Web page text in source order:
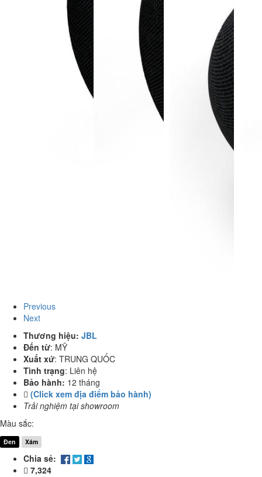
Previous
Next
Thương hiệu: JBL
Đến từ: MỸ
Xuất xứ: TRUNG QUỐC
Tình trạng: Liên hệ
Bảo hành: 12 tháng
(Click xem địa điểm bảo hành)
Trải nghiệm tại showroom
Màu sắc:
Đen Xám
Chia sẻ:
7,324